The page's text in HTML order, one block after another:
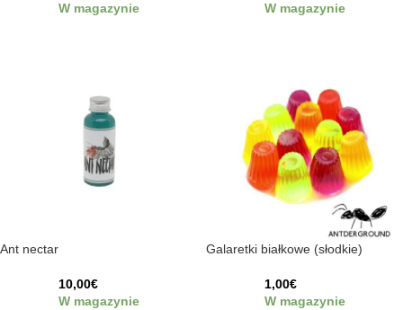
W magazynie
W magazynie
Ant nectar
10,00€
W magazynie
Galaretki białkowe (słodkie)
1,00€
W magazynie